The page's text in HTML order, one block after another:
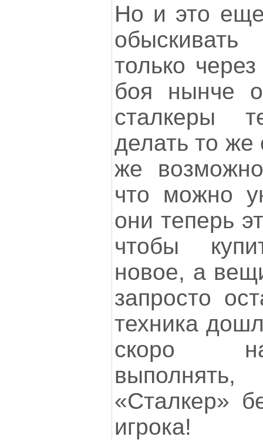
Но и это
только
боя нынче
сталкеры
делать то
же
что можно
они теперь
чтобы
новое, а
запросто
техника
скоро
«Сталкер»
игрока!